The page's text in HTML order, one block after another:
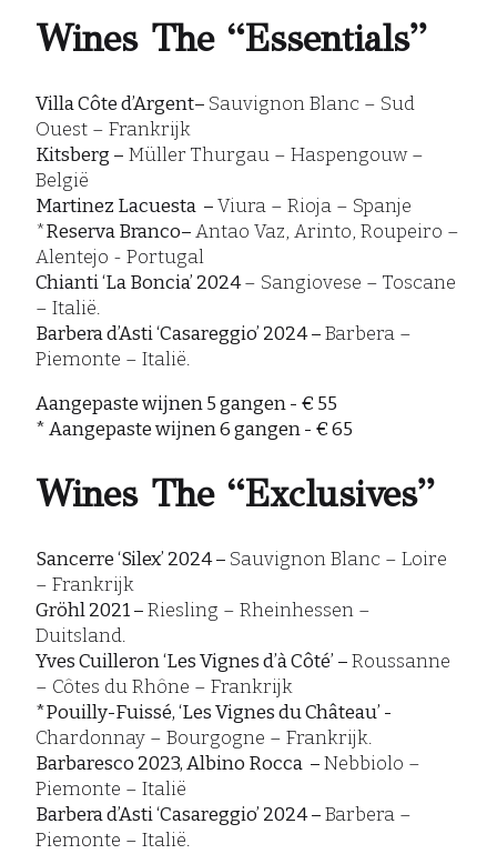
Wines The “Essentials”
Villa Côte d’Argent– Sauvignon Blanc – Sud
Ouest – Frankrijk
Kitsberg – Müller Thurgau – Haspengouw –
België
Martinez Lacuesta –Viura – Rioja – Spanje
*Reserva Branco–Antao Vaz, Arinto, Roupeiro –
Alentejo - Portugal
Chianti ‘La Boncia’ 2024– Sangiovese – Toscane
– Italië.
Barbera d’Asti ‘Casareggio’ 2024 –Barbera –
Piemonte – Italië.
Aangepaste wijnen 5 gangen - € 55
* Aangepaste wijnen 6 gangen - € 65
Wines The “Exclusives”
Sancerre ‘Silex’ 2024 – Sauvignon Blanc – Loire
– Frankrijk
Gröhl 2021 –Riesling – Rheinhessen –
Duitsland.
Yves Cuilleron ‘Les Vignes d’à Côté’ –Roussanne
– Côtes du Rhône – Frankrijk
*Pouilly-Fuissé, ‘Les Vignes du Château’ -
Chardonnay – Bourgogne – Frankrijk.
Barbaresco 2023, Albino Rocca –Nebbiolo –
Piemonte – Italië
Barbera d’Asti ‘Casareggio’ 2024 –Barbera –
Piemonte – Italië.